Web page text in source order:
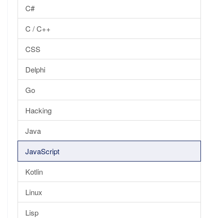
C#
C / C++
CSS
Delphi
Go
Hacking
Java
JavaScript
Kotlin
Linux
Lisp